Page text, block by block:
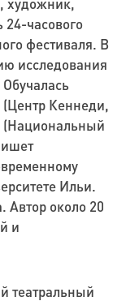
часового
фестиваля. В
исследования
(Центр Кеннеди,
(Национальный
Ильи.
около 20
и
театральный